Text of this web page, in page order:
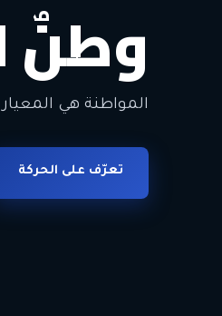
وطنٌ
المواطنة هي المعيار
تعرّف على الحركة
معاً
الحرية • الوحدة •
انضم للحركة